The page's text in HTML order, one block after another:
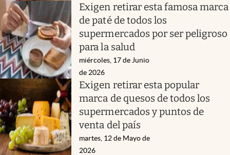
Exigen retirar esta famosa marca
de paté de todos los
supermercados por ser peligroso
para la salud
miércoles, 17 de Junio
de 2026
Exigen retirar esta popular
marca de quesos de todos los
supermercados y puntos de
venta del país
martes, 12 de Mayo de
2026